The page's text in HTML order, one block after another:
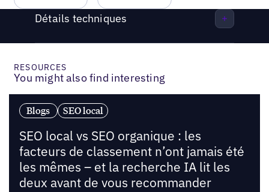
Détails techniques
RESOURCES
You might also find interesting
Blogs SEO local
SEO local vs SEO organique : les
facteurs de classement n’ont jamais été
les mêmes – et la recherche IA lit les
deux avant de vous recommander